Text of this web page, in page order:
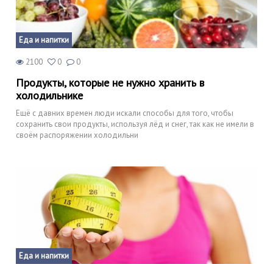
Еда и напитки
2100 0 0
Продукты, которые не нужно хранить в
холодильнике
Ещё с давних времен люди искали способы для того, чтобы
сохранить свои продукты, используя лёд и снег, так как не имели в
своём распоряжении холодильни
Еда и напитки